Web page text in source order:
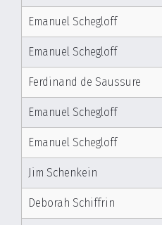
Emanuel Schegloff
Emanuel Schegloff
Ferdinand de Saussure
Emanuel Schegloff
Emanuel Schegloff
Jim Schenkein
Deborah Schiffrin